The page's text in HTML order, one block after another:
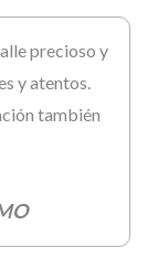
precioso y
y atentos.
también